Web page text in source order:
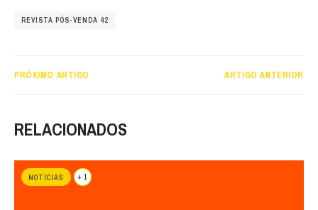
REVISTA PÓS-VENDA 42
PRÓXIMO ARTIGO ARTIGO ANTERIOR
RELACIONADOS
NOTÍCIAS + 1